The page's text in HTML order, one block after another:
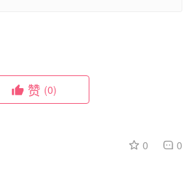
赞 (0)
0 0